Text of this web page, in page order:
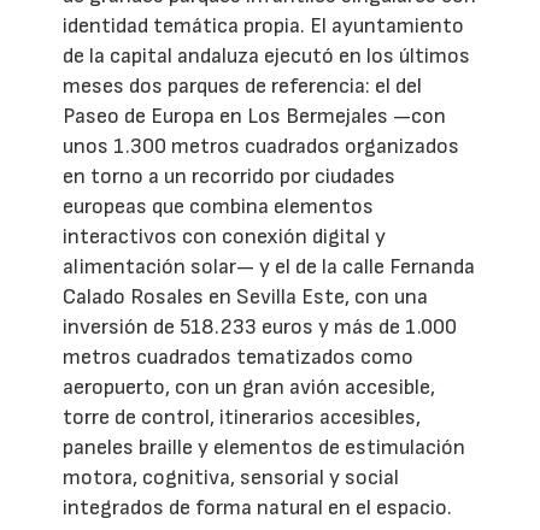
identidad temática propia. El ayuntamiento
de la capital andaluza ejecutó en los últimos
meses dos parques de referencia: el del
Paseo de Europa en Los Bermejales —con
unos 1.300 metros cuadrados organizados
en torno a un recorrido por ciudades
europeas que combina elementos
interactivos con conexión digital y
alimentación solar— y el de la calle Fernanda
Calado Rosales en Sevilla Este, con una
inversión de 518.233 euros y más de 1.000
metros cuadrados tematizados como
aeropuerto, con un gran avión accesible,
torre de control, itinerarios accesibles,
paneles braille y elementos de estimulación
motora, cognitiva, sensorial y social
integrados de forma natural en el espacio.